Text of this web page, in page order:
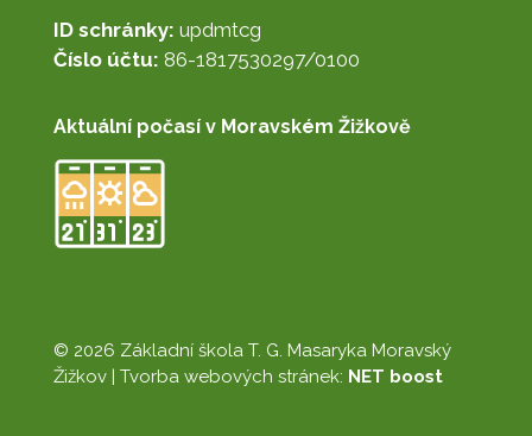
ID schránky: updmtcg
Číslo účtu: 86-1817530297/0100
Aktuální počasí v Moravském Žižkově
© 2026 Základní škola T. G. Masaryka Moravský
Žižkov | Tvorba webových stránek: NET boost